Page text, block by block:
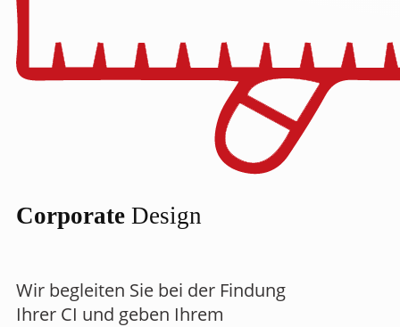
Corporate Design
Wir begleiten Sie bei der Findung
Ihrer CI und geben Ihrem